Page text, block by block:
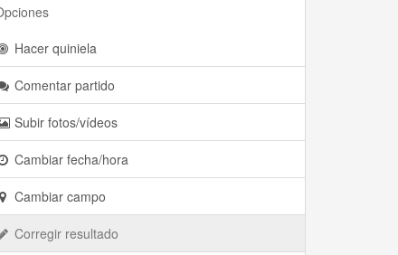
Hacer quiniela
Comentar partido
Subir fotos/vídeos
Cambiar fecha/hora
Cambiar campo
Corregir resultado